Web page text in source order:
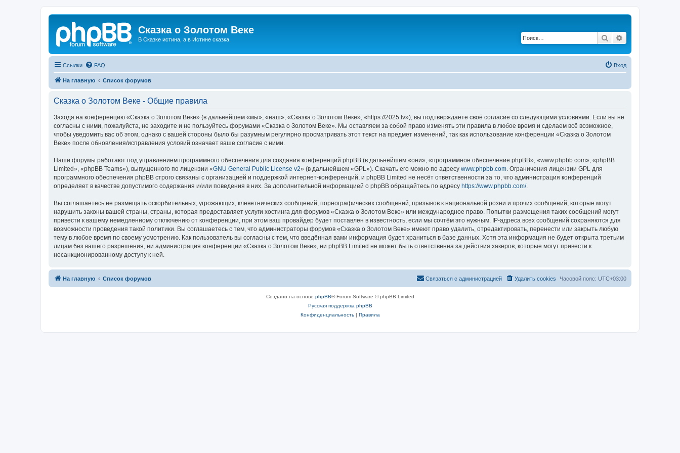
Сказка о Золотом Веке
В Сказке истина, а в Истине сказка. Поиск
Ссылки FAQ Вход
На главную Список форумов
Сказка о Золотом Веке - Общие правила
Заходя на конференцию «Сказка о Золотом Веке» (в дальнейшем «мы», «наш», «Сказка о Золотом Веке», «https://2025.lv»), вы подтверждаете своё согласие со следующими условиями. Если вы не
согласны с ними, пожалуйста, не заходите и не пользуйтесь форумами «Сказка о Золотом Веке». Мы оставляем за собой право изменять эти правила в любое время и сделаем всё возможное,
чтобы уведомить вас об этом, однако с вашей стороны было бы разумным регулярно просматривать этот текст на предмет изменений, так как использование конференции «Сказка о Золотом
Веке» после обновления/исправления условий означает ваше согласие с ними.
Наши форумы работают под управлением программного обеспечения для создания конференций phpBB (в дальнейшем «они», «программное обеспечение phpBB», «www.phpbb.com», «phpBB
Limited», «phpBB Teams»), выпущенного по лицензии «GNU General Public License v2» (в дальнейшем «GPL»). Скачать его можно по адресу www.phpbb.com . Ограничения лицензии GPL для
программного обеспечения phpBB строго связаны с организацией и поддержкой интернет-конференций, и phpBB Limited не несёт ответственности за то, что администрация конференций
определяет в качестве допустимого содержания и/или поведения в них. За дополнительной информацией о phpBB обращайтесь по адресу https://www.phpbb.com/.
Вы соглашаетесь не размещать оскорбительных, угрожающих, клеветнических сообщений, порнографических сообщений, призывов к национальной розни и прочих сообщений, которые могут
нарушить законы вашей страны, страны, которая предоставляет услуги хостинга для форумов «Сказка о Золотом Веке» или международное право. Попытки размещения таких сообщений могут
привести к вашему немедленному отключению от конференции, при этом ваш провайдер будет поставлен в известность, если мы сочтём это нужным. IP-адреса всех сообщений сохраняются для
возможности проведения такой политики. Вы соглашаетесь с тем, что администраторы форумов «Сказка о Золотом Веке» имеют право удалить, отредактировать, перенести или закрыть любую
тему в любое время по своему усмотрению. Как пользователь вы согласны с тем, что введённая вами информация будет храниться в базе данных. Хотя эта информация не будет открыта третьим
лицам без вашего разрешения, ни администрация конференции «Сказка о Золотом Веке», ни phpBB Limited не может быть ответственна за действия хакеров, которые могут привести к
несанкционированному доступу к ней.
На главную Список форумов Часовой пояс: UTC+03:00
Удалить cookies
Связаться с администрацией
Создано на основе phpBB® Forum Software © phpBB Limited
Русская поддержка phpBB
Конфиденциальность| Правила